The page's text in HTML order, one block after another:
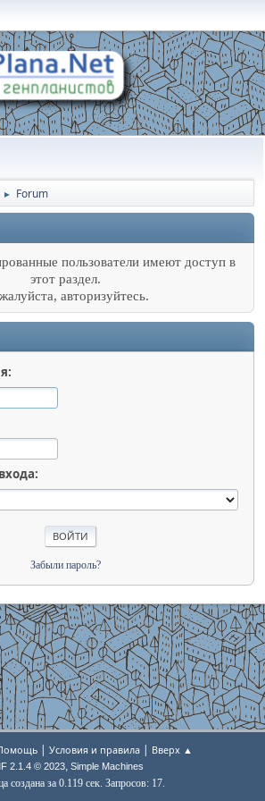
► Forum
пользователи имеют доступ в
этот раздел.
авторизуйтесь.
Забыли пароль?
| Условия и правила | Вверх ▲
2.1.4 © 2023, Simple Machines
создана за 0.119 сек. Запросов: 17.